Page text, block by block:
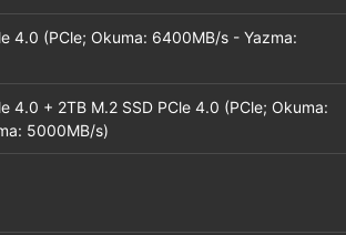
4.0 (PCle; Okuma: 6400MB/s - Yazma:
4.0 + 2TB M.2 SSD PCle 4.0 (PCle; Okuma:
5000MB/s)